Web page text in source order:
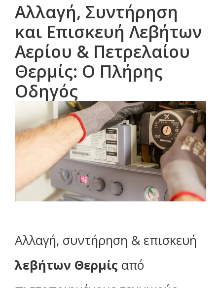
Αλλαγή, Συντήρηση
και Επισκευή Λεβήτων
Αερίου & Πετρελαίου
Θερμίς: Ο Πλήρης
Οδηγός
Αλλαγή, συντήρηση & επισκευή
λεβήτων Θερμίς από